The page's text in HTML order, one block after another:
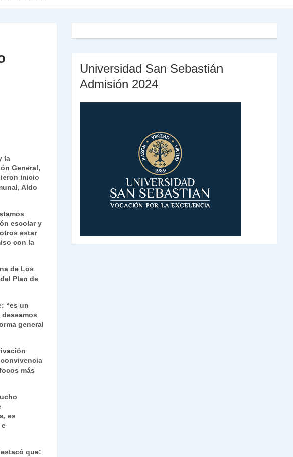
la
General,
inicio
Aldo
escolar y
estar
con la
de Los
Plan de
“es un
general
más
es
que:
Universidad San Sebastián
Admisión 2024